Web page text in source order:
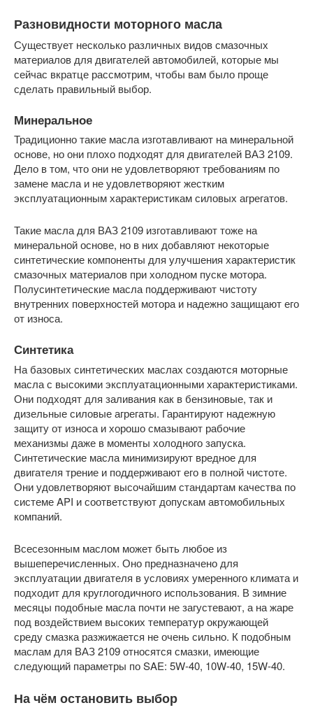
Разновидности моторного масла
Существует несколько различных видов смазочных
материалов для двигателей автомобилей, которые мы
сейчас вкратце рассмотрим, чтобы вам было проще
сделать правильный выбор.
Минеральное
Традиционно такие масла изготавливают на минеральной
основе, но они плохо подходят для двигателей ВАЗ 2109.
Дело в том, что они не удовлетворяют требованиям по
замене масла и не удовлетворяют жестким
эксплуатационным характеристикам силовых агрегатов.
Такие масла для ВАЗ 2109 изготавливают тоже на
минеральной основе, но в них добавляют некоторые
синтетические компоненты для улучшения характеристик
смазочных материалов при холодном пуске мотора.
Полусинтетические масла поддерживают чистоту
внутренних поверхностей мотора и надежно защищают его
от износа.
Синтетика
На базовых синтетических маслах создаются моторные
масла с высокими эксплуатационными характеристиками.
Они подходят для заливания как в бензиновые, так и
дизельные силовые агрегаты. Гарантируют надежную
защиту от износа и хорошо смазывают рабочие
механизмы даже в моменты холодного запуска.
Синтетические масла минимизируют вредное для
двигателя трение и поддерживают его в полной чистоте.
Они удовлетворяют высочайшим стандартам качества по
системе API и соответствуют допускам автомобильных
компаний.
Всесезонным маслом может быть любое из
вышеперечисленных. Оно предназначено для
эксплуатации двигателя в условиях умеренного климата и
подходит для круглогодичного использования. В зимние
месяцы подобные масла почти не загустевают, а на жаре
под воздействием высоких температур окружающей
среду смазка разжижается не очень сильно. К подобным
маслам для ВАЗ 2109 относятся смазки, имеющие
следующий параметры по SAE: 5W-40, 10W-40, 15W-40.
На чём остановить выбор